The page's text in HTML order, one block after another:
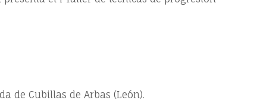
de Cubillas de Arbas (León).